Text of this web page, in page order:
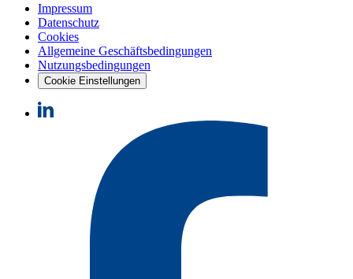
Impressum
Datenschutz
Cookies
Allgemeine Geschäftsbedingungen
Nutzungsbedingungen
Cookie Einstellungen